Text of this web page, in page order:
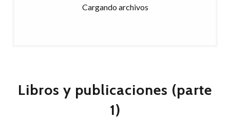
Cargando archivos
Libros y publicaciones (parte
1)